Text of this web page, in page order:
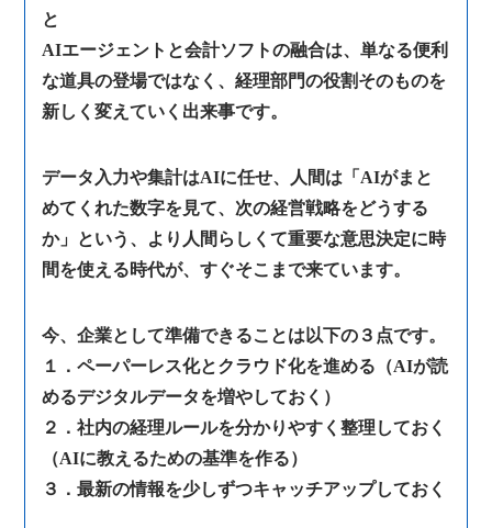
と
AIエージェントと会計ソフトの融合は、単なる便利
な道具の登場ではなく、経理部門の役割そのものを
新しく変えていく出来事です。
データ入力や集計はAIに任せ、人間は「AIがまと
めてくれた数字を見て、次の経営戦略をどうする
か」という、より人間らしくて重要な意思決定に時
間を使える時代が、すぐそこまで来ています。
今、企業として準備できることは以下の３点です。
１．ペーパーレス化とクラウド化を進める（AIが読
めるデジタルデータを増やしておく）
２．社内の経理ルールを分かりやすく整理しておく
（AIに教えるための基準を作る）
３．最新の情報を少しずつキャッチアップしておく